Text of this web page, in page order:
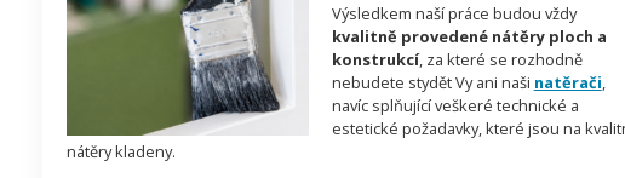
Výsledkem naší práce budou vždy
kvalitně provedené nátěry ploch a
konstrukcí, za které se rozhodně
nebudete stydět Vy ani naši natěrači,
navíc splňující veškeré technické a
estetické požadavky, které jsou na
nátěry kladeny.